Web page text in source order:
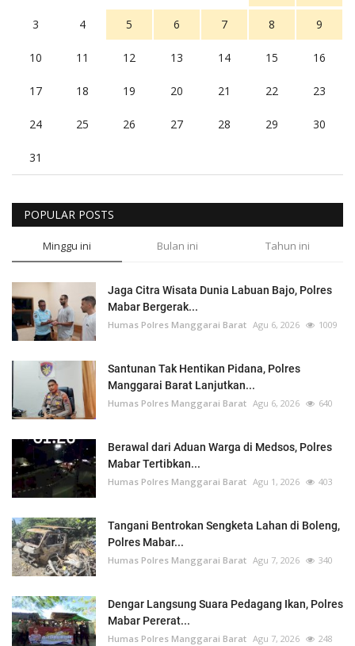
3 4 5 6 7 8 9
10 11 12 13 14 15 16
17 18 19 20 21 22 23
24 25 26 27 28 29 30
31
POPULAR POSTS
Minggu ini Bulan ini Tahun ini
Jaga Citra Wisata Dunia Labuan Bajo, Polres
Mabar Bergerak...
Humas Polres Manggarai Barat Agu 6, 2026 1009
Santunan Tak Hentikan Pidana, Polres
Manggarai Barat Lanjutkan...
Humas Polres Manggarai Barat Agu 6, 2026 640
Berawal dari Aduan Warga di Medsos, Polres
Mabar Tertibkan...
Humas Polres Manggarai Barat Agu 1, 2026 403
Tangani Bentrokan Sengketa Lahan di Boleng,
Polres Mabar...
Humas Polres Manggarai Barat Agu 7, 2026 340
Dengar Langsung Suara Pedagang Ikan, Polres
Mabar Pererat...
Humas Polres Manggarai Barat Agu 7, 2026 248